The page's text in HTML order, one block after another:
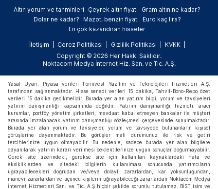
Altın yorum ve tahminleri Çeyrek altın fiyatı
Gram altın ne kadar?
Dolar ne kadar?
Mazot, benzin fiyatı
Euro kaç lira?
En çok kazandıran hisseler
İletişim Çerez Politikası Gizlilik Politikası
KVKK
Copyright © 2026 Her Hakkı Saklıdır.
Noktacom Medya İnternet Hiz. San. ve Tic. A.Ş.
Yasal Uyarı: Piyasa verileri Forinvest Yazılım ve Teknolojileri Hizmetleri A.Ş.
tarafından sağlanmaktadır. Hisse senedi verileri 15 dakika, Tahvil-Bono-Repo özet
verileri 15 dakika gecikmelidir. Burada yer alan yatırım bilgi, yorum ve tavsiyeleri
yatırım danışmanlığı kapsamında değildir. Yatırım danışmanlığı hizmeti; aracı
kurumlar, portföy yönetim şirketleri, mevduat kabul etmeyen bankalar ile müşteri
arasında imzalanacak yatırım danışmanlığı sözleşmesi çerçevesinde sunulmaktadır.
Burada yer alan yorum ve tavsiyeler, yorum ve tavsiyede bulunanların kişisel
görüşlerine dayanmaktadır. Bu görüşler mali durumunuz ile risk ve getiri
tercihlerinize uygun olmayabilir. Bu nedenle, sadece burada yer alan bilgilere
dayanılarak yatırım kararı verilmesi beklentilerinize uygun sonuçlar doğurmayabilir.
Gerek site üzerindeki, gerekse site için kullanılan kaynaklardaki hata ve
eksikliklerden ve sitedeki bilgilerin kullanılması sonucunda yatırımcıların
uğrayabilecekleri doğrudan ve/veya dolaylı zararlardan, kar yoksunluğundan,
manevi zararlardan ve üçüncü kişilerin uğrayabileceği zararlardan Noktacom Medya
İnternet Hizmetleri San. ve Tic. A.Ş hiçbir şekilde sorumlu tutulamaz. BİST isim ve